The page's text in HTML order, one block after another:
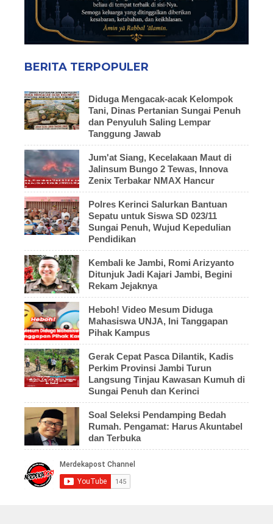
BERITA TERPOPULER
Diduga Mengacak-acak Kelompok
Tani, Dinas Pertanian Sungai Penuh
dan Penyuluh Saling Lempar
Tanggung Jawab
Jum'at Siang, Kecelakaan Maut di
Jalinsum Bungo 2 Tewas, Innova
Zenix Terbakar NMAX Hancur
Polres Kerinci Salurkan Bantuan
Sepatu untuk Siswa SD 023/11
Sungai Penuh, Wujud Kepedulian
Pendidikan
Kembali ke Jambi, Romi Arizyanto
Ditunjuk Jadi Kajari Jambi, Begini
Rekam Jejaknya
Heboh! Video Mesum Diduga
Mahasiswa UNJA, Ini Tanggapan
Pihak Kampus
Gerak Cepat Pasca Dilantik, Kadis
Perkim Provinsi Jambi Turun
Langsung Tinjau Kawasan Kumuh di
Sungai Penuh dan Kerinci
Soal Seleksi Pendamping Bedah
Rumah. Pengamat: Harus Akuntabel
dan Terbuka